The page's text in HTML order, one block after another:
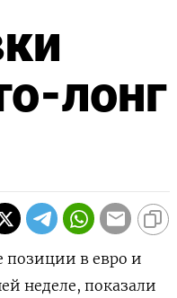
лонг
позиции в евро и
неделе, показали